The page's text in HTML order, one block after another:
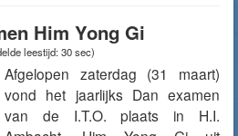
Him Yong Gi
leestijd: 30 sec)
Afgelopen zaterdag (31 maart)
vond het jaarlijks Dan examen
van de I.T.O. plaats in H.I.